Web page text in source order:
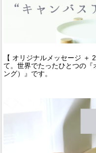
【 オリジナルメッセージ ＋
て。世界でたったひとつの『
ング）』です。